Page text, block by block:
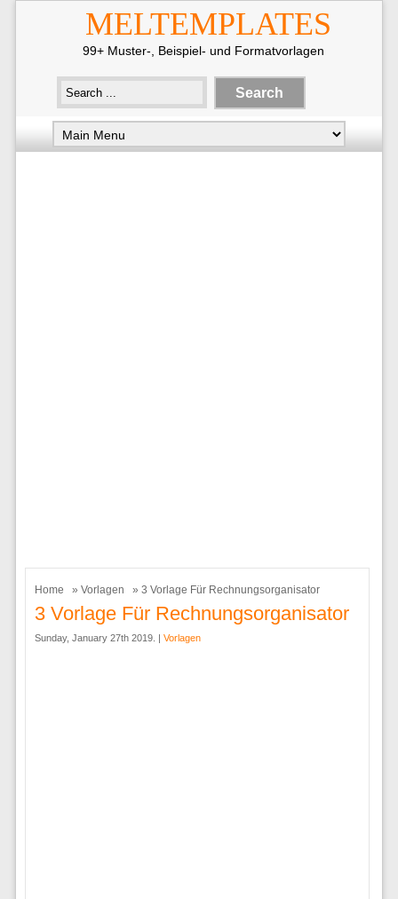
MELTEMPLATES
99+ Muster-, Beispiel- und Formatvorlagen
Home » Vorlagen » 3 Vorlage Für Rechnungsorganisator
3 Vorlage Für Rechnungsorganisator
Sunday, January 27th 2019. | Vorlagen